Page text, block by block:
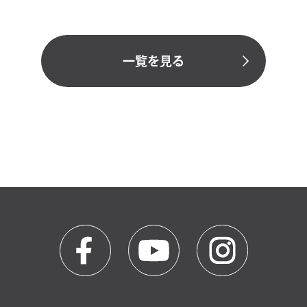
一覧を見る